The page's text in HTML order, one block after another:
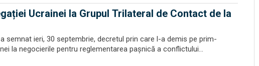
Ucrainei la Grupul Trilateral de Contact de la
semnat ieri, 30 septembrie, decretul prin care l-a demis pe prim-
la negocierile pentru reglementarea pașnică a conflictului...